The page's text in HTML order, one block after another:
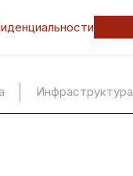
Инфраструктура